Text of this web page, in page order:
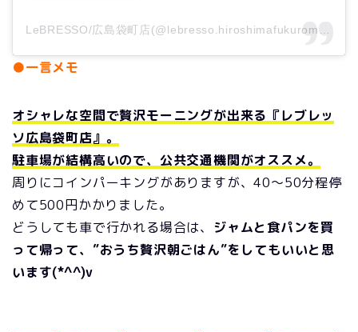
●一言メモ
オシャレな空間で贅沢モーニングが出来る『レブレッ
ソ広島袋町店』。
駐車場が結構高いので、公共交通機関がオススメ。
周りにコインパーキングがありますが、40～50分程停
めて500円かかりました。
どうしても車で行かれる場合は、 ジャムと食パンを買
って帰って、”おうち贅沢朝ごはん”をしてもいいと思
います(*^^)v